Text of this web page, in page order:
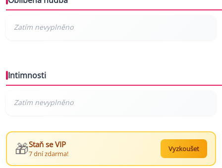
Intimnosti
🎁Staň se VIP
7 dní zdarma!
Vyzkoušet